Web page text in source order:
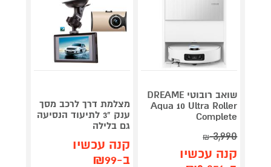
שואב רובוטי DREAME
Aqua 10 Ultra Roller
Complete
3,990
₪
קנה עכשיו
מצלמת דרך לרכב מסך
ענק "3 לתיעוד הנסיעה
גם בלילה
קנה עכשיו
ב-₪99